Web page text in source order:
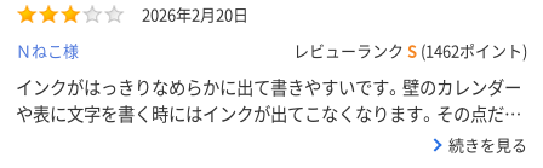
2026年2月20日
Ｎねこ様
レビューランク S (1462ポイント)
インクがはっきりなめらかに出て書きやすいです。壁のカレンダー
や表に文字を書く時にはインクが出てこなくなります。その点だけ
続きを見る